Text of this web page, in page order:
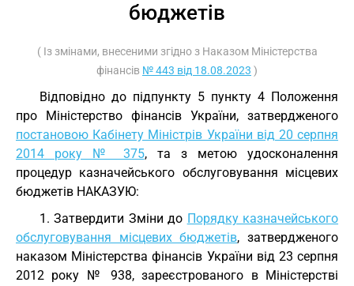
бюджетів
( Із змінами, внесеними згідно з Наказом Міністерства
фінансів № 443 від 18.08.2023 )
Відповідно до підпункту 5 пункту 4 Положення
про Міністерство фінансів України, затвердженого
постановою Кабінету Міністрів України від 20 серпня
2014 року № 375, та з метою удосконалення
процедур казначейського обслуговування місцевих
бюджетів НАКАЗУЮ:
1. Затвердити Зміни до Порядку казначейського
обслуговування місцевих бюджетів, затвердженого
наказом Міністерства фінансів України від 23 серпня
2012 року № 938, зареєстрованого в Міністерстві